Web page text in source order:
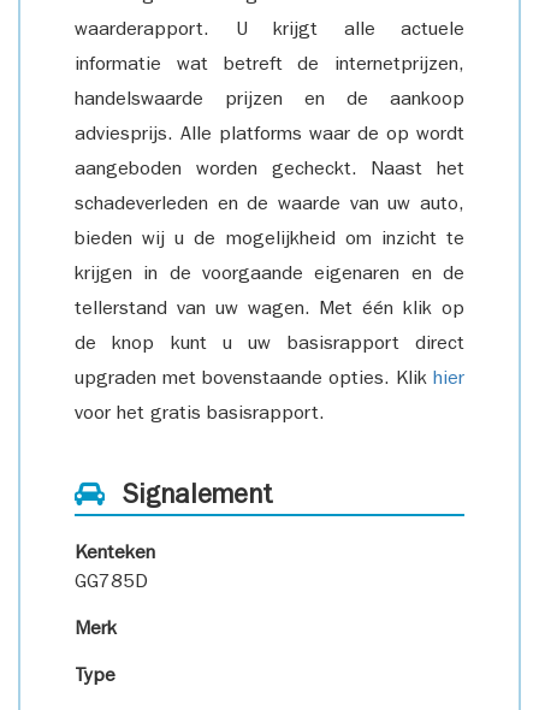
waarderapport. U krijgt alle actuele
informatie wat betreft de internetprijzen,
handelswaarde prijzen en de aankoop
adviesprijs. Alle platforms waar de op wordt
aangeboden worden gecheckt. Naast het
schadeverleden en de waarde van uw auto,
bieden wij u de mogelijkheid om inzicht te
krijgen in de voorgaande eigenaren en de
tellerstand van uw wagen. Met één klik op
de knop kunt u uw basisrapport direct
upgraden met bovenstaande opties. Klik hier
voor het gratis basisrapport.
Signalement
Kenteken
GG785D
Merk
Type